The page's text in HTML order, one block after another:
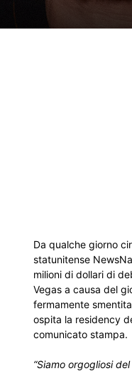
Da qualche giorno
statunitense
milioni di dollari di
Vegas a causa del
fermamente
ospita la residency
comunicato stampa.
“Siamo orgogliosi